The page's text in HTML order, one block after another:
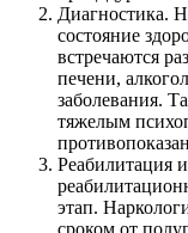
Диагностика.
состояние
встречаются
печени,
заболевания.
тяжелым
Реабилитация
этап.
сроком от